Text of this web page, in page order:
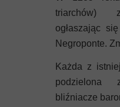
triarchów)
ogłaszając
Negroponte.
Każda z
podzielona
bliźniacze